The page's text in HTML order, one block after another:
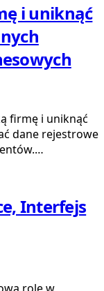
i uniknąć
firmę i uniknąć
dane rejestrowe
Interfejs